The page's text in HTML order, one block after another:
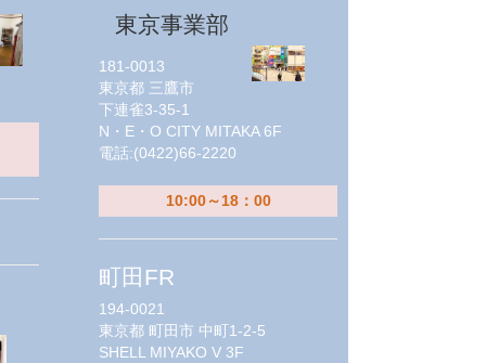
東京事業部
181-0013
東京都 三鷹市
下連雀3-35-1
N・E・O CITY MITAKA 6F
電話:(0422)66-2220
10:00～18：00
町田FR
194-0021
東京都 町田市 中町1-2-5
SHELL MIYAKO V 3F